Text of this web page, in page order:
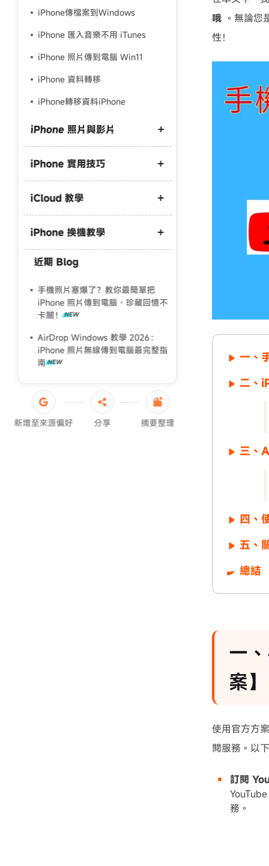
iPhone傳檔案到Windows
iPhone 匯入音樂不用 iTunes
iPhone 照片傳到電腦 Win11
iPhone 資料轉移
iPhone轉移資料iPhone
iPhone 照片與影片
iPhone 照片備份到外接硬碟
iPhone 照片備份到電腦
iPhone 照片 HEIC 轉 JPG
iPhone 影片 M4A 轉 MP3
iPhone 原況照片傳到電腦
iPhone 實用技巧
iPhone 開發者模式不見了
iPhone 驗機
iCareFone 破解版
iCareFone 評測
iCloud 教學
iCloud 空間不足
iCloud 滿了怎麼刪
iPhone 換機教學
iPhone 資料轉移
舊 iPhone 轉新 iPhone
iPhone轉移舊手機資料還在嗎？
iPhone轉移失敗原因
iPad 資料轉移
近期 Blog
手機照片塞爆了？教你最簡單把
iPhone 照片傳到電腦，珍藏回憶不
卡關！
AirDrop Windows 教學 2026：
iPhone 照片無線傳到電腦最完整指
南
新增至來源偏好 分享 摘要整理
哦 。無論您
性！
一、
二、
三、
四、
五、
總結
一
案】
使用官方方
閱服務。以
訂閱
務。